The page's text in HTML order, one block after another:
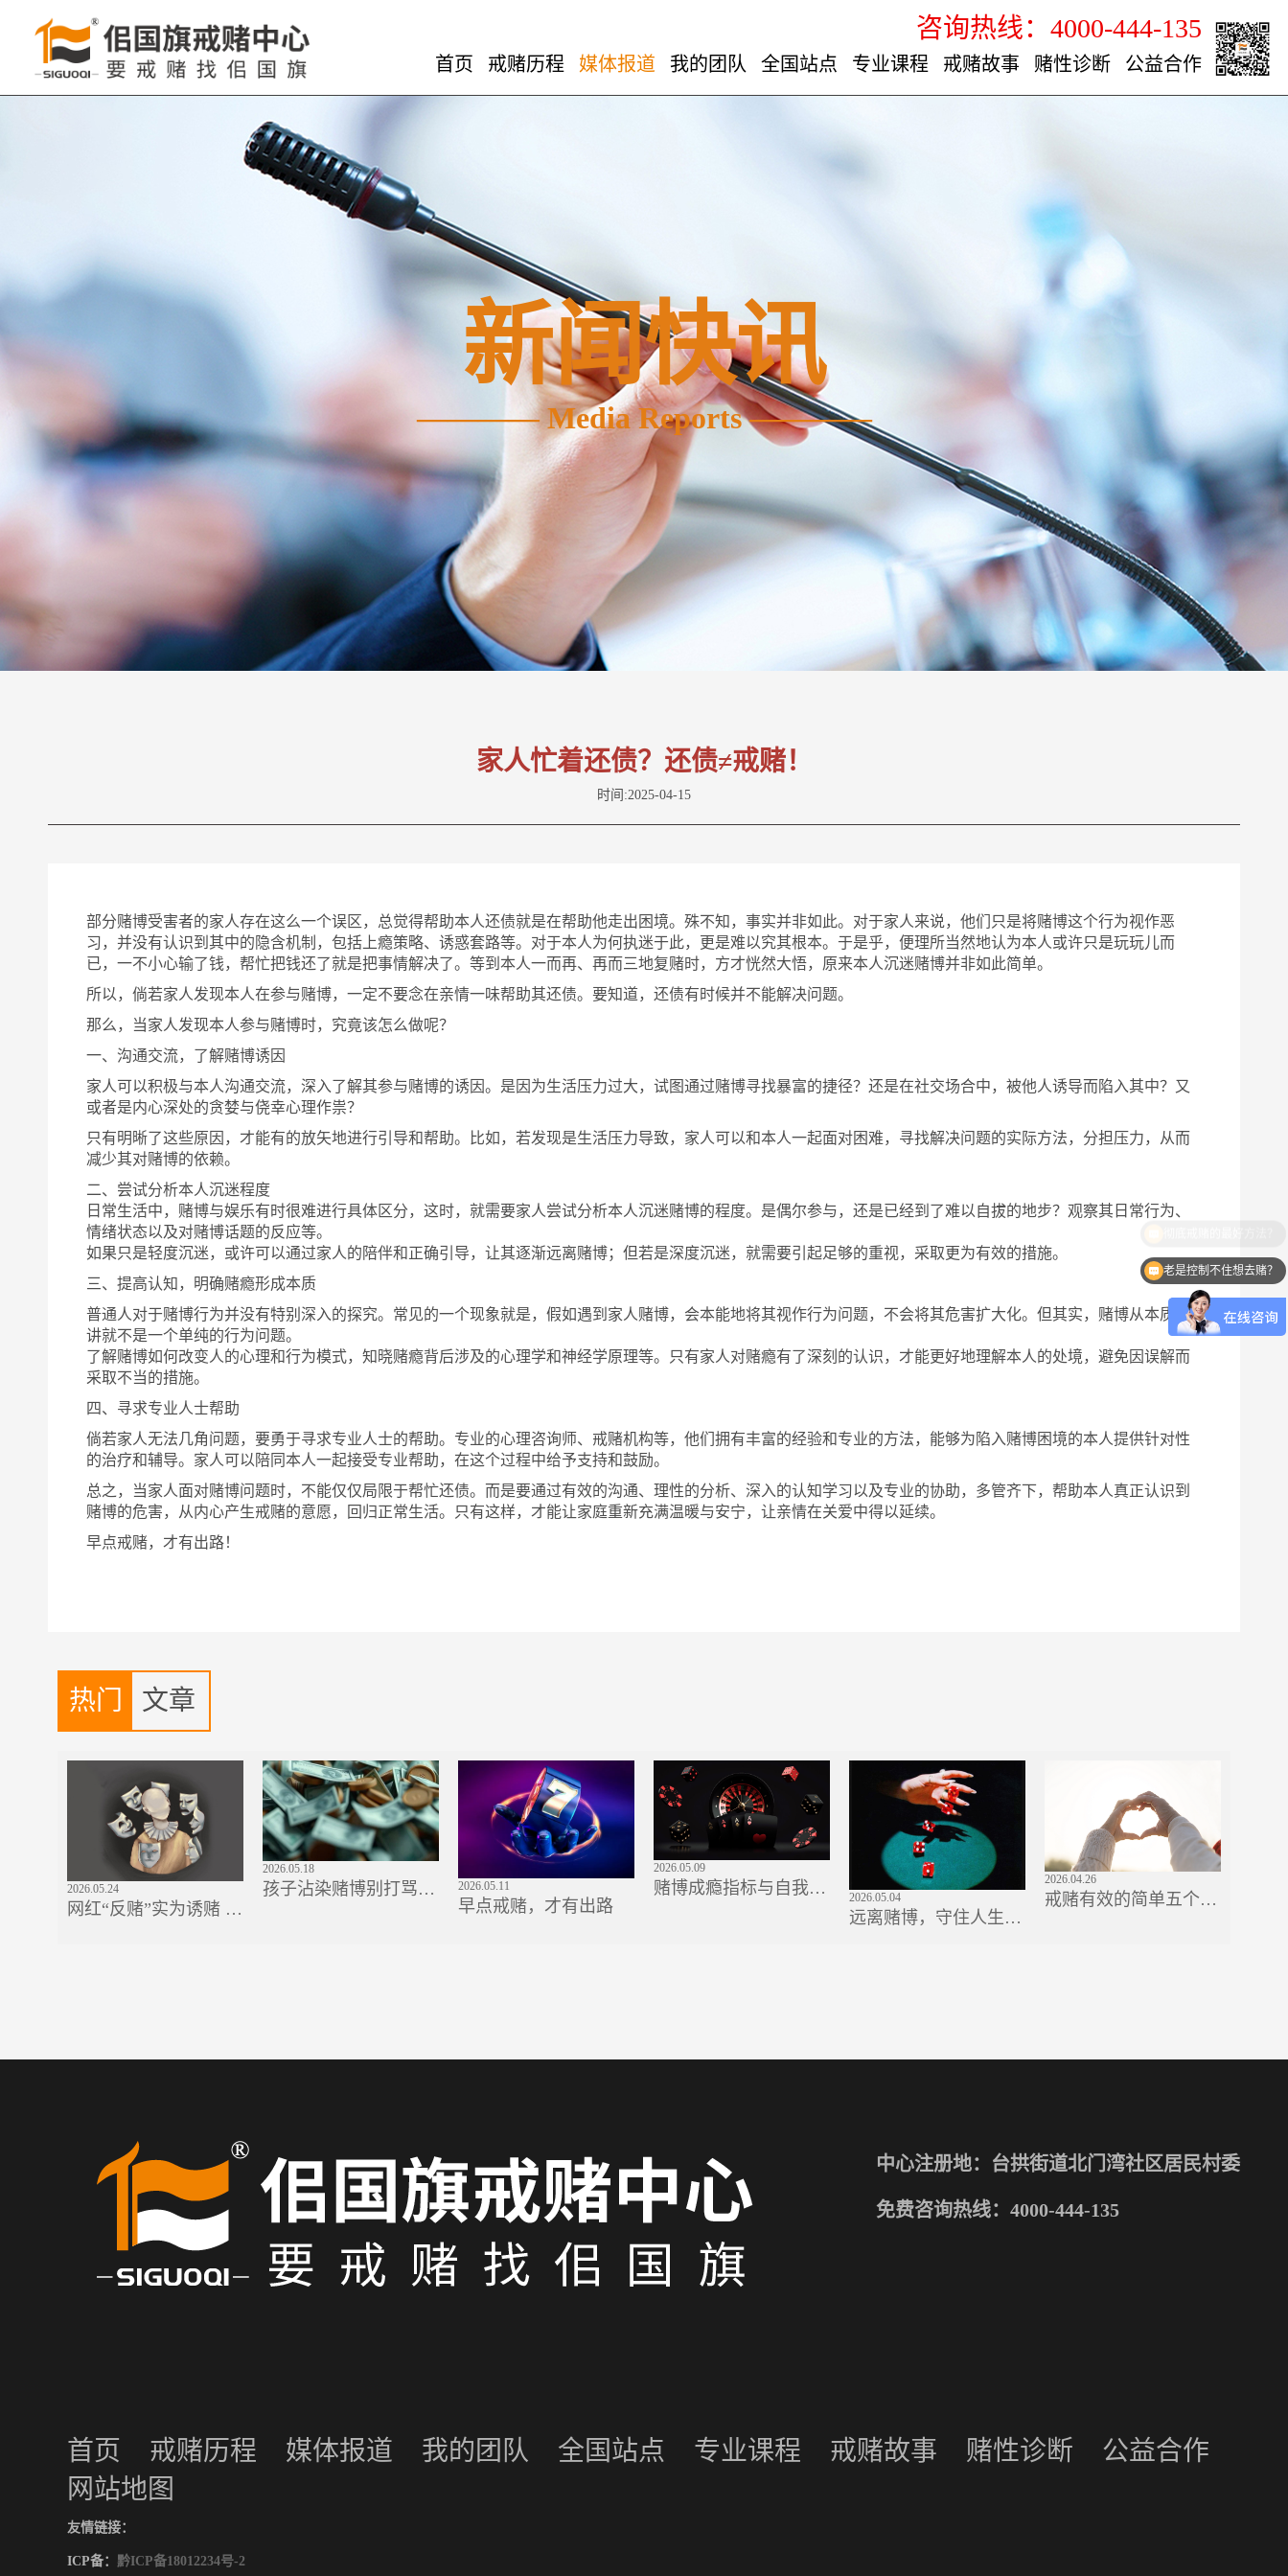
咨询热线：4000-444-135
首页 戒赌历程 媒体报道 我的团队 全国站点 专业课程 戒赌故事 赌性诊断 公益合作
新闻快讯
———— Media Reports ————
家人忙着还债？还债≠戒赌！
时间:2025-04-15
部分赌博受害者的家人存在这么一个误区，总觉得帮助本人还债就是在帮助他走出困境。殊不知，事实并非如此。对于家人来说，他们只是将赌博这个行为视作恶
习，并没有认识到其中的隐含机制，包括上瘾策略、诱惑套路等。对于本人为何执迷于此，更是难以究其根本。于是乎，便理所当然地认为本人或许只是玩玩儿而
已，一不小心输了钱，帮忙把钱还了就是把事情解决了。等到本人一而再、再而三地复赌时，方才恍然大悟，原来本人沉迷赌博并非如此简单。
所以，倘若家人发现本人在参与赌博，一定不要念在亲情一味帮助其还债。要知道，还债有时候并不能解决问题。
那么，当家人发现本人参与赌博时，究竟该怎么做呢？
一、沟通交流，了解赌博诱因
家人可以积极与本人沟通交流，深入了解其参与赌博的诱因。是因为生活压力过大，试图通过赌博寻找暴富的捷径？还是在社交场合中，被他人诱导而陷入其中？又
或者是内心深处的贪婪与侥幸心理作祟？
只有明晰了这些原因，才能有的放矢地进行引导和帮助。比如，若发现是生活压力导致，家人可以和本人一起面对困难，寻找解决问题的实际方法，分担压力，从而
减少其对赌博的依赖。
二、尝试分析本人沉迷程度
日常生活中，赌博与娱乐有时很难进行具体区分，这时，就需要家人尝试分析本人沉迷赌博的程度。是偶尔参与，还是已经到了难以自拔的地步？观察其日常行为、
情绪状态以及对赌博话题的反应等。
如果只是轻度沉迷，或许可以通过家人的陪伴和正确引导，让其逐渐远离赌博；但若是深度沉迷，就需要引起足够的重视，采取更为有效的措施。
三、提高认知，明确赌瘾形成本质
普通人对于赌博行为并没有特别深入的探究。常见的一个现象就是，假如遇到家人赌博，会本能地将其视作行为问题，不会将其危害扩大化。但其实，赌博从本质上
讲就不是一个单纯的行为问题。
了解赌博如何改变人的心理和行为模式，知晓赌瘾背后涉及的心理学和神经学原理等。只有家人对赌瘾有了深刻的认识，才能更好地理解本人的处境，避免因误解而
采取不当的措施。
四、寻求专业人士帮助
倘若家人无法几角问题，要勇于寻求专业人士的帮助。专业的心理咨询师、戒赌机构等，他们拥有丰富的经验和专业的方法，能够为陷入赌博困境的本人提供针对性
的治疗和辅导。家人可以陪同本人一起接受专业帮助，在这个过程中给予支持和鼓励。
总之，当家人面对赌博问题时，不能仅仅局限于帮忙还债。而是要通过有效的沟通、理性的分析、深入的认知学习以及专业的协助，多管齐下，帮助本人真正认识到
赌博的危害，从内心产生戒赌的意愿，回归正常生活。只有这样，才能让家庭重新充满温暖与安宁，让亲情在关爱中得以延续。
早点戒赌，才有出路！
热门 文章
2026.05.24
网红“反赌”实为诱赌 戒
2026.05.18
孩子沾染赌博别打骂！
2026.05.11
早点戒赌，才有出路
2026.05.09
赌博成瘾指标与自我评
2026.05.04
远离赌博，守住人生底
2026.04.26
戒赌有效的简单五个步
中心注册地：台拱街道北门湾社区居民村委
免费咨询热线： 4000-444-135
首页 戒赌历程 媒体报道 我的团队 全国站点 专业课程 戒赌故事 赌性诊断
公益合作
网站地图
友情链接：
ICP备： 黔ICP备18012234号-2
老是控制不住想去赌？